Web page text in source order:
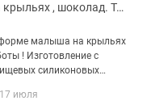
Малыш на крыльях , шоколад. Тойбастар.
малыша на крыльях
! Изготовление с
силиконовых
подарки. Находится
июля